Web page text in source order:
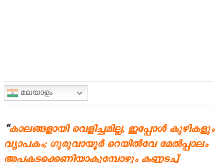
മലയാളം
“കാലങ്ങളായി വെളിച്ചമില്ല, ഇപ്പോൾ കുഴികളും
വ്യാപകം; ഗുരുവായൂർ റെയിൽവേ മേൽപ്പാലം
അപകടക്കെണിയാകുമ്പോഴും കണ്ണടച്ച്